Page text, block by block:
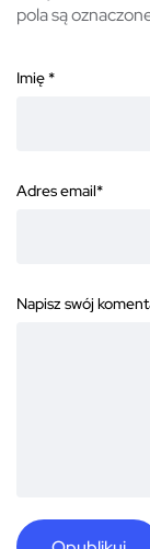
pola są
Imię *
Adres email*
Napisz swój